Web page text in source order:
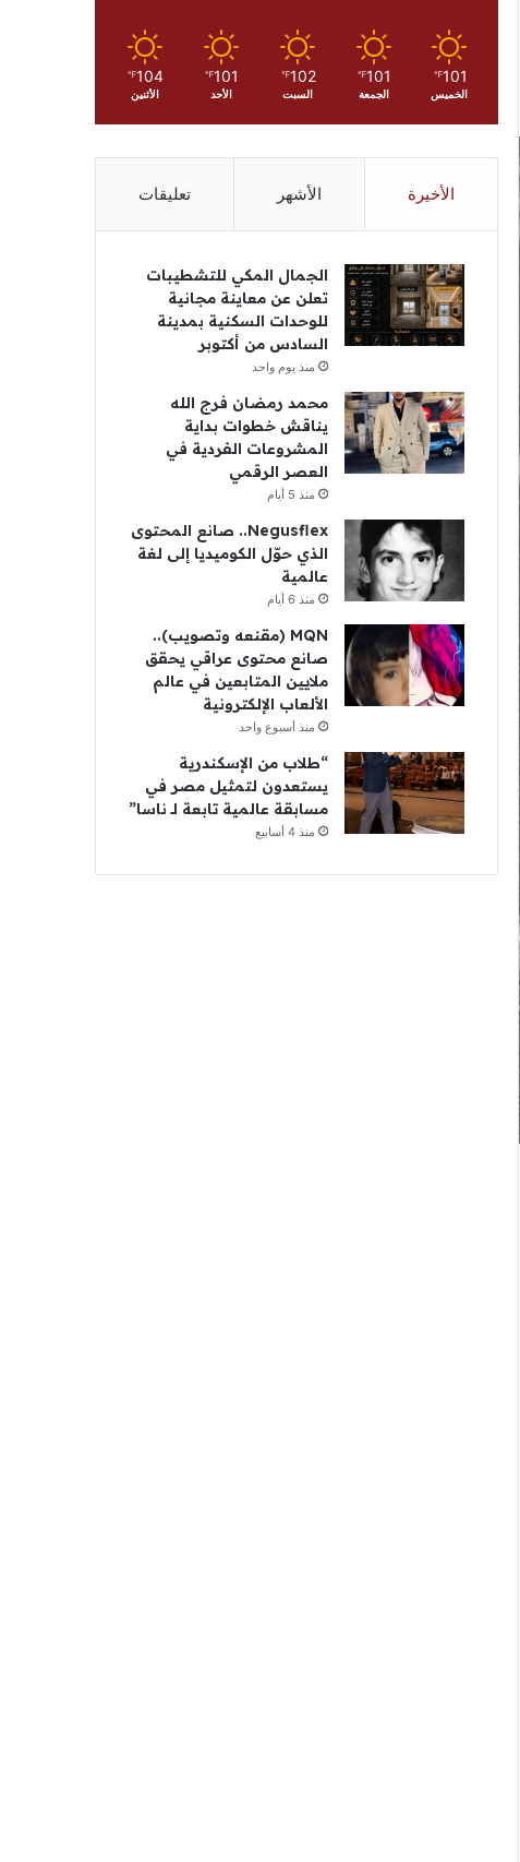
101
℉
الخميس
101
℉
الجمعة
102
℉
السبت
101
℉
الأحد
104
℉
الأثنين
الأخيرة الأشهر تعليقات
الجمال المكي للتشطيبات
تعلن عن معاينة مجانية
للوحدات السكنية بمدينة
السادس من أكتوبر
منذ يوم واحد
محمد رمضان فرج الله
يناقش خطوات بداية
المشروعات الفردية في
العصر الرقمي
منذ 5 أيام
Negusflex.. صانع المحتوى
الذي حوّل الكوميديا إلى لغة
عالمية
منذ 6 أيام
MQN (مقنعه وتصويب)..
صانع محتوى عراقي يحقق
ملايين المتابعين في عالم
الألعاب الإلكترونية
منذ أسبوع واحد
“طلاب من الإسكندرية
يستعدون لتمثيل مصر في
مسابقة عالمية تابعة لـ ناسا”
منذ 4 أسابيع